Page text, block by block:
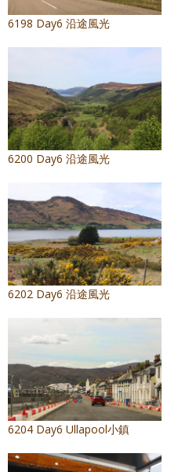
6198 Day6 沿途風光
6200 Day6 沿途風光
6202 Day6 沿途風光
6204 Day6 Ullapool小鎮